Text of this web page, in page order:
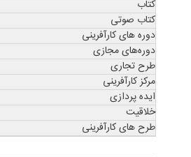
کتاب‌
کتاب صوتی
دوره های کارآفرینی
دوره‌های مجازی
طرح تجاری
مرکز کارآفرینی
ایده پردازی
خلاقیت
طرح های کارآفرینی